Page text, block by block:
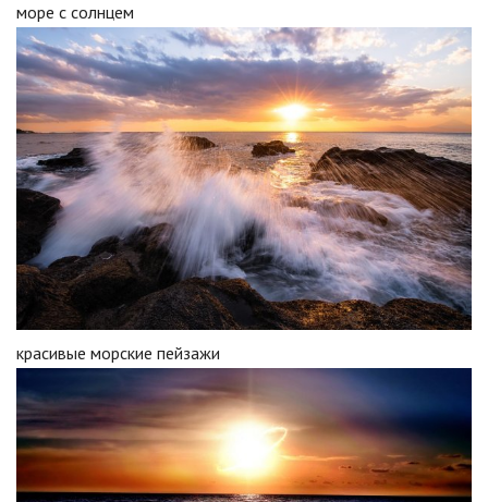
море с солнцем
красивые морские пейзажи